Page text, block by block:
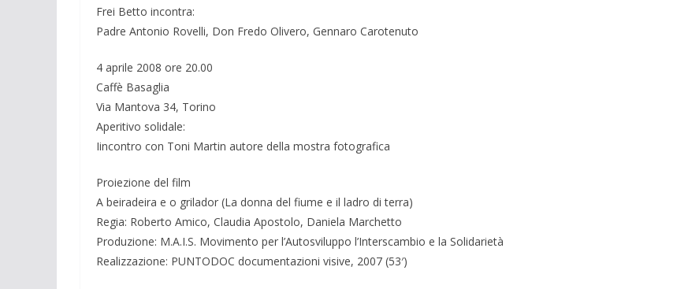
Frei Betto incontra:
Padre Antonio Rovelli, Don Fredo Olivero, Gennaro Carotenuto
4 aprile 2008 ore 20.00
Caffè Basaglia
Via Mantova 34, Torino
Aperitivo solidale:
Iincontro con Toni Martin autore della mostra fotografica
Proiezione del film
A beiradeira e o grilador (La donna del fiume e il ladro di terra)
Regia: Roberto Amico, Claudia Apostolo, Daniela Marchetto
Produzione: M.A.I.S. Movimento per l’Autosviluppo l’Interscambio e la Solidarietà
Realizzazione: PUNTODOC documentazioni visive, 2007 (53′)